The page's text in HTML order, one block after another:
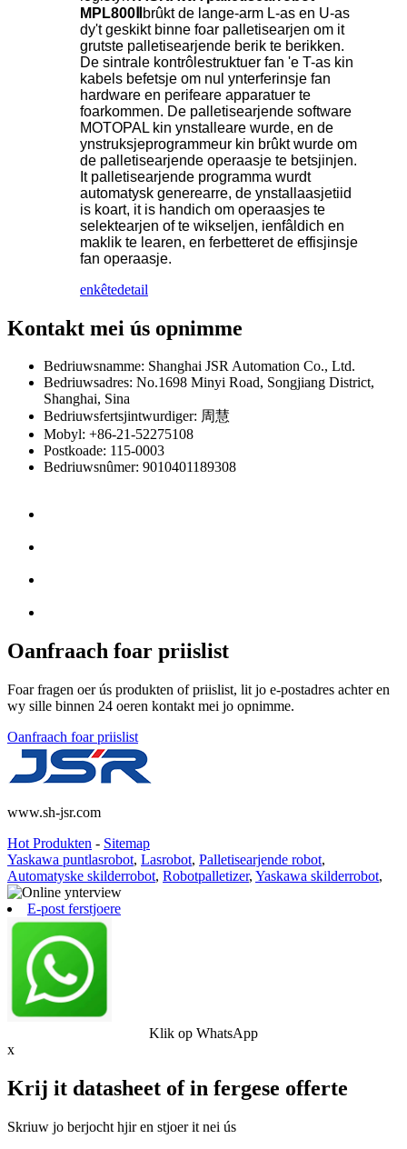
MPL800Ⅱ brûkt de lange-arm L-as en U-as
dy't geskikt binne foar palletisearjen om it
grutste palletisearjende berik te berikken.
De sintrale kontrôlestruktuer fan 'e T-as kin
kabels befetsje om nul ynterferinsje fan
hardware en perifeare apparatuer te
foarkommen. De palletisearjende software
MOTOPAL kin ynstalleare wurde, en de
ynstruksjeprogrammeur kin brûkt wurde om
de palletisearjende operaasje te betsjinjen.
It palletisearjende programma wurdt
automatysk generearre, de ynstallaasjetiid
is koart, it is handich om operaasjes te
selektearjen of te wikseljen, ienfâldich en
maklik te learen, en ferbetteret de effisjinsje
fan operaasje.
enkêtedetail
Kontakt mei ús opnimme
Bedriuwsnamme: Shanghai JSR Automation Co., Ltd.
Bedriuwsadres: No.1698 Minyi Road, Songjiang District,
Shanghai, Sina
Bedriuwsfertsjintwurdiger: 周慧
Mobyl: +86-21-52275108
Postkoade: 115-0003
Bedriuwsnûmer: 9010401189308
Oanfraach foar priislist
Foar fragen oer ús produkten of priislist, lit jo e-postadres achter en
wy sille binnen 24 oeren kontakt mei jo opnimme.
Oanfraach foar priislist
www.sh-jsr.com
Hot Produkten - Sitemap
Yaskawa puntlasrobot, Lasrobot, Palletisearjende robot,
Automatyske skilderrobot, Robotpalletizer, Yaskawa skilderrobot,
E-post ferstjoere
Klik op WhatsApp
x
Krij it datasheet of in fergese offerte
Skriuw jo berjocht hjir en stjoer it nei ús